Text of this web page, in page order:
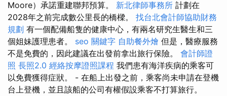
Moore）承諾重建聯邦預算。 新北律師事務所 計劃在
2028年之前完成數公里長的橋樑。 找台北會計師協助財務
規劃 有一個配備船隻的健康中心，有兩名研究生醫生和三
個姐妹護理患者。 seo 關鍵字 自助餐外燴 但是，醫療服務
不是免費的，因此建議在出發前拿出旅行保險。 會計師證
照 長照2.0 經絡按摩證照課程 我們患有海洋疾病的乘客可
以免費獲得症狀。 - 在船上出發之前，乘客尚未申請在登機
台上登機，並且該船的公司有權假設乘客不打算旅行。